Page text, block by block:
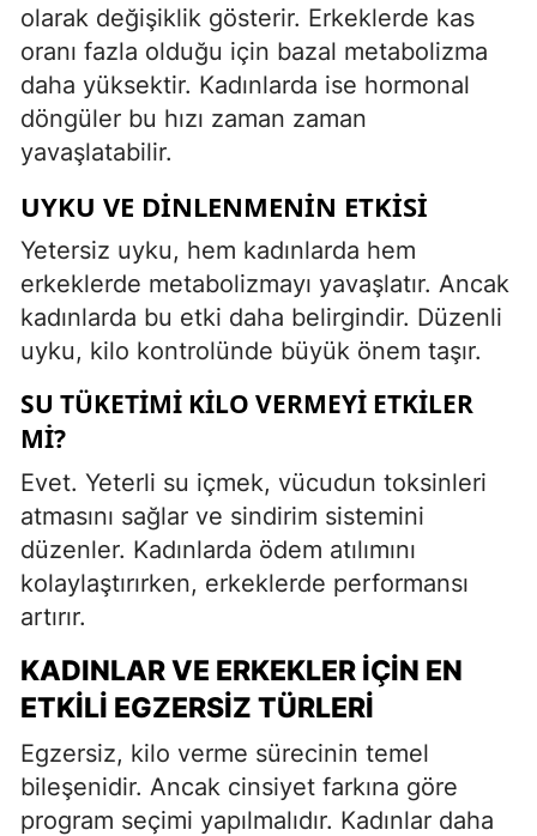
olarak değişiklik gösterir. Erkeklerde kas
oranı fazla olduğu için bazal metabolizma
daha yüksektir. Kadınlarda ise hormonal
döngüler bu hızı zaman zaman
yavaşlatabilir.
UYKU VE DINLENMENIN ETKISI
Yetersiz uyku, hem kadınlarda hem
erkeklerde metabolizmayı yavaşlatır. Ancak
kadınlarda bu etki daha belirgindir. Düzenli
uyku, kilo kontrolünde büyük önem taşır.
SU TÜKETIMI KILO VERMEYI ETKILER
MI?
Evet. Yeterli su içmek, vücudun toksinleri
atmasını sağlar ve sindirim sistemini
düzenler. Kadınlarda ödem atılımını
kolaylaştırırken, erkeklerde performansı
artırır.
KADINLAR VE ERKEKLER İÇIN EN
ETKILI EGZERSIZ TÜRLERI
Egzersiz, kilo verme sürecinin temel
bileşenidir. Ancak cinsiyet farkına göre
program seçimi yapılmalıdır. Kadınlar daha